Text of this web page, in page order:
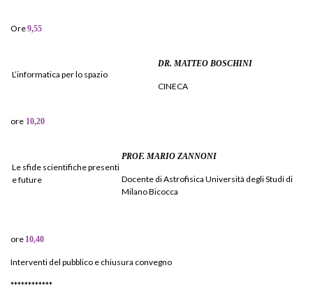
Ore9,55
L’informatica per lo spazio
DR. MATTEO BOSCHINI
CINECA
ore 10,20
Le sfide scientifiche presenti
e future
PROF. MARIO ZANNONI
Docente di Astrofisica Università degli Studi di
Milano Bicocca
ore 10,40
Interventi del pubblico e chiusura convegno
************